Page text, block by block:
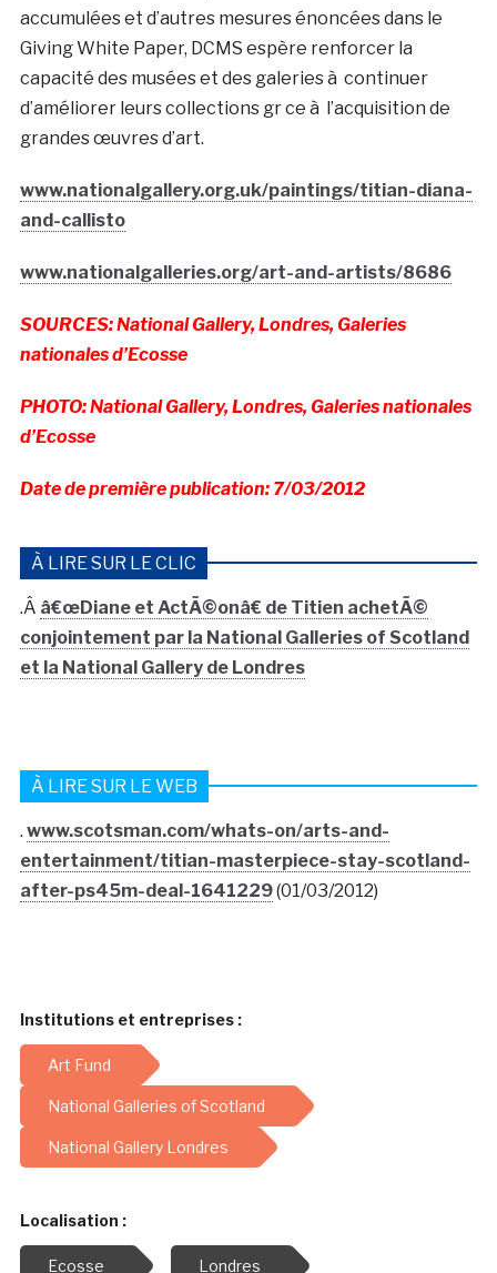
accumulées et d’autres mesures énoncées dans le
Giving White Paper, DCMS espère renforcer la
capacité des musées et des galeries à continuer
d’améliorer leurs collections gr ce à l’acquisition de
grandes œuvres d’art.
www.nationalgallery.org.uk/paintings/titian-diana-
and-callisto
www.nationalgalleries.org/art-and-artists/8686
SOURCES: National Gallery, Londres, Galeries
nationales d’Ecosse
PHOTO: National Gallery, Londres, Galeries nationales
d’Ecosse
Date de première publication: 7/03/2012
À LIRE SUR LE CLIC
.Â â€œDiane et ActÃ©onâ€ de Titien achetÃ©
conjointement par la National Galleries of Scotland
et la National Gallery de Londres
À LIRE SUR LE WEB
. www.scotsman.com/whats-on/arts-and-
entertainment/titian-masterpiece-stay-scotland-
after-ps45m-deal-1641229(01/03/2012)
Institutions et entreprises :
Art Fund
National Galleries of Scotland
National Gallery Londres
Localisation :
Ecosse Londres